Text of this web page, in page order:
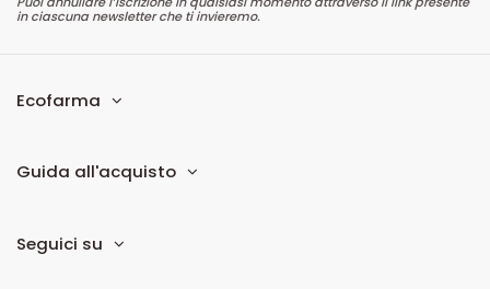
in ciascuna newsletter che ti invieremo.
Ecofarma
Guida all'acquisto
Seguici su